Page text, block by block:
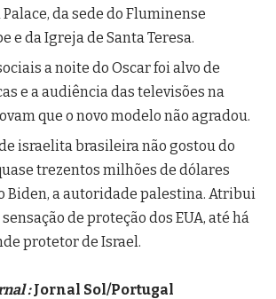
da sede do Fluminense
e da Igreja de Santa Teresa.
a noite do Oscar foi alvo de
e a audiência das televisões na
que o novo modelo não agradou.
israelita brasileira não gostou do
trezentos milhões de dólares
Biden, a autoridade palestina. Atribui
de proteção dos EUA, até há
protetor de Israel.
:Jornal Sol/Portugal